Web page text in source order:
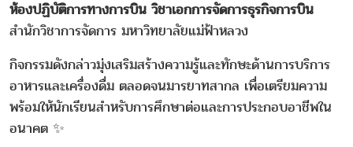
ห้องปฏิบัติการทางการบิน วิชาเอกการจัดการธุรกิจการบิน
สำนักวิชาการจัดการ มหาวิทยาลัยแม่ฟ้าหลวง
กิจกรรมดังกล่าวมุ่งเสริมสร้างความรู้และทักษะด้านการบริการ
อาหารและเครื่องดื่ม ตลอดจนมารยาทสากล เพื่อเตรียมความ
พร้อมให้นักเรียนสำหรับการศึกษาต่อและการประกอบอาชีพใน
อนาคต ✨